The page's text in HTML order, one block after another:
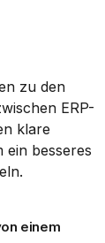
ERP-
klare
ein besseres
einem